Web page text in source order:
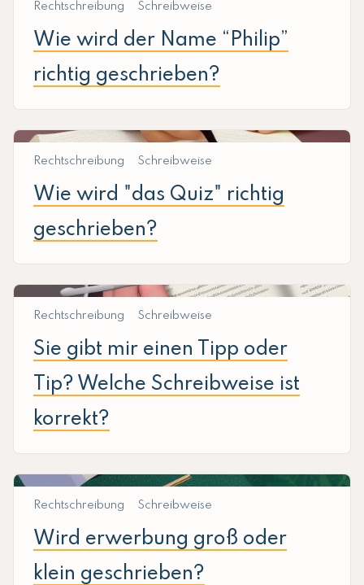
Rechtschreibung Schreibweise
Wie wird der Name “Philip”
richtig geschrieben?
Rechtschreibung Schreibweise
Wie wird "das Quiz" richtig
geschrieben?
Rechtschreibung Schreibweise
Sie gibt mir einen Tipp oder
Tip? Welche Schreibweise ist
korrekt?
Rechtschreibung Schreibweise
Wird erwerbung groß oder
klein geschrieben?